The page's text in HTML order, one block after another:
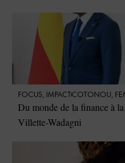
FOCUS, IMPACTCOTONOU,
Du monde de la finance à
Villette-Wadagni